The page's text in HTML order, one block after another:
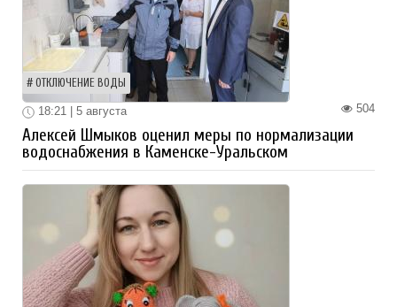
ОТКЛЮЧЕНИЕ ВОДЫ
504
18:21 | 5 августа
Алексей Шмыков оценил меры по нормализации
водоснабжения в Каменске-Уральском